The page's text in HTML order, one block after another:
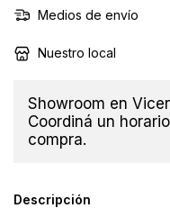
Medios de envío
Nuestro local
Showroom en
Coordiná un
compra.
Descripción